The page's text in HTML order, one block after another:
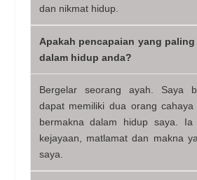
dan nikmat hidup.
Apakah pencapaian yang
dalam hidup anda?
Bergelar seorang ayah. Saya
dapat memiliki dua orang
bermakna dalam hidup saya. Ia
kejayaan, matlamat dan makna
saya.